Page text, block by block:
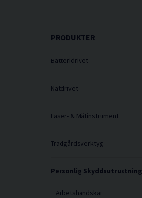
PRODUKTER
Batteridrivet
Nätdrivet
Laser- & Mätinstrument
Trädgårdsverktyg
Personlig Skyddsutrustning
Arbetshandskar